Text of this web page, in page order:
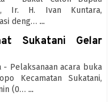
Ir. H. Ivan Kuntara,
deng… ...
Sukatani Gelar
Pelaksanaan acara buka
Kecamatan Sukatani,
(0… ...